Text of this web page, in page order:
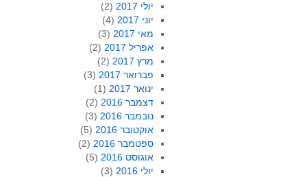
יולי 2017
(2)
יוני 2017
(4)
מאי 2017
(3)
אפריל 2017
(2)
מרץ 2017
(2)
פברואר 2017
(3)
ינואר 2017
(1)
דצמבר 2016
(2)
נובמבר 2016
(3)
אוקטובר 2016
(5)
ספטמבר 2016
(2)
אוגוסט 2016
(5)
יולי 2016
(3)